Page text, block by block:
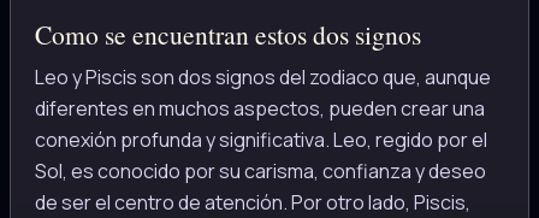
Como se encuentran estos dos signos
Leo y Piscis son dos signos del zodiaco que, aunque
diferentes en muchos aspectos, pueden crear una
conexión profunda y significativa. Leo, regido por el
Sol, es conocido por su carisma, confianza y deseo
de ser el centro de atención. Por otro lado, Piscis,